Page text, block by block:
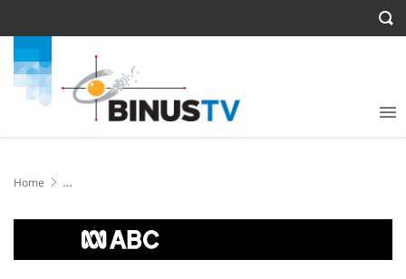
Home
Keamanan Internet